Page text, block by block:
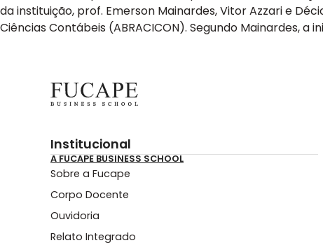
da instituição, prof. Emerson Mainardes, Vitor Azzari e
Ciências Contábeis (ABRACICON). Segundo Mainardes, a
Institucional
A FUCAPE BUSINESS SCHOOL
Sobre a Fucape
Corpo Docente
Ouvidoria
Relato Integrado